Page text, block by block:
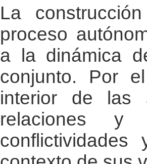
La
proceso
a la dinámica
conjunto. Por
interior de las
relaciones